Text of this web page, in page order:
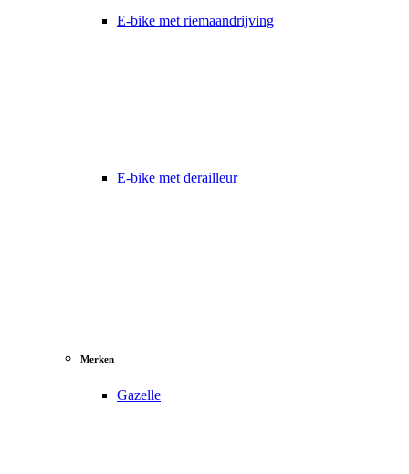
E-bike met riemaandrijving
E-bike met derailleur
Merken
Gazelle